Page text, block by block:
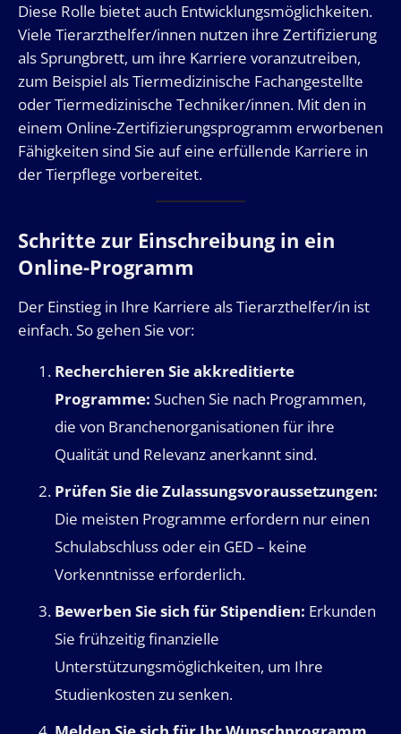
Diese Rolle bietet auch Entwicklungsmöglichkeiten.
Viele Tierarzthelfer/innen nutzen ihre Zertifizierung
als Sprungbrett, um ihre Karriere voranzutreiben,
zum Beispiel als Tiermedizinische Fachangestellte
oder Tiermedizinische Techniker/innen. Mit den in
einem Online-Zertifizierungsprogramm erworbenen
Fähigkeiten sind Sie auf eine erfüllende Karriere in
der Tierpflege vorbereitet.
Schritte zur Einschreibung in ein
Online-Programm
Der Einstieg in Ihre Karriere als Tierarzthelfer/in ist
einfach. So gehen Sie vor:
Recherchieren Sie akkreditierte
Programme: Suchen Sie nach Programmen,
die von Branchenorganisationen für ihre
Qualität und Relevanz anerkannt sind.
Prüfen Sie die Zulassungsvoraussetzungen:
Die meisten Programme erfordern nur einen
Schulabschluss oder ein GED – keine
Vorkenntnisse erforderlich.
Bewerben Sie sich für Stipendien: Erkunden
Sie frühzeitig finanzielle
Unterstützungsmöglichkeiten, um Ihre
Studienkosten zu senken.